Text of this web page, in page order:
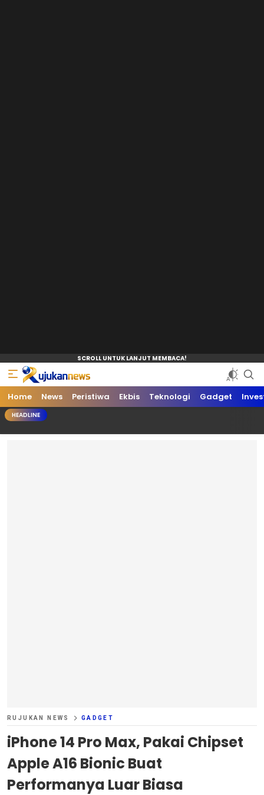
Home News Peristiwa Ekbis Teknologi Gadget
HEADLINE
RUJUKAN NEWS GADGET
iPhone 14 Pro Max, Pakai Chipset
Apple A16 Bionic Buat
Performanya Luar Biasa